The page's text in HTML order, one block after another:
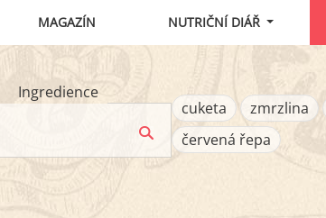
MAGAZÍN NUTRIČNÍ DIÁŘ
Ingredience
cuketa
zmrzlina
červená řepa